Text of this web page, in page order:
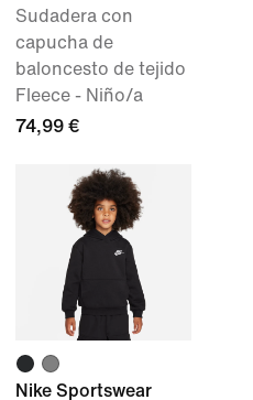
Sudadera con
capucha de
baloncesto de tejido
Fleece - Niño/a
74,99 €
Nike Sportswear